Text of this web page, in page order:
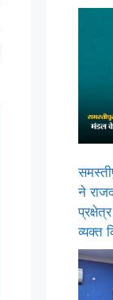
ने
व्यक्त